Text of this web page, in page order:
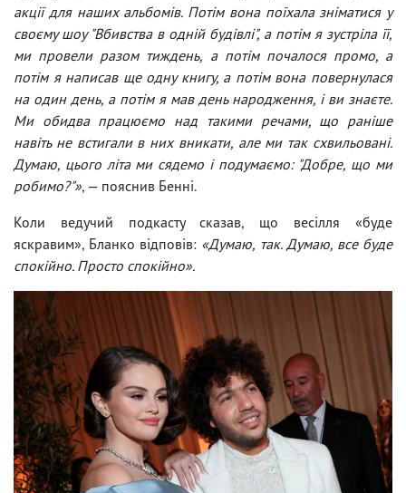
акції для наших альбомів. Потім вона поїхала зніматися у
своєму шоу "Вбивства в одній будівлі", а потім я зустріла її,
ми провели разом тиждень, а потім почалося промо, а
потім я написав ще одну книгу, а потім вона повернулася
на один день, а потім я мав день народження, і ви знаєте.
Ми обидва працюємо над такими речами, що раніше
навіть не встигали в них вникати, але ми так схвильовані.
Думаю, цього літа ми сядемо і подумаємо: "Добре, що ми
робимо?"», — пояснив Бенні.
Коли ведучий подкасту сказав, що весілля «буде
яскравим», Бланко відповів: «Думаю, так. Думаю, все буде
спокійно. Просто спокійно».